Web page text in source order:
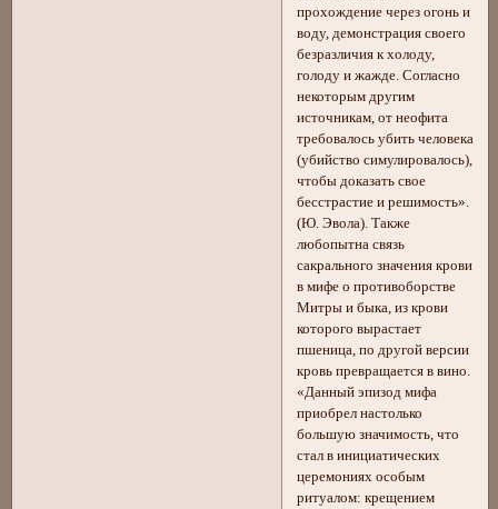
прохождение через огонь и
воду, демонстрация своего
безразличия к холоду,
голоду и жажде. Согласно
некоторым другим
источникам, от неофита
требовалось убить человека
(убийство симулировалось),
чтобы доказать свое
бесстрастие и решимость».
(Ю. Эвола). Также
любопытна связь
сакрального значения крови
в мифе о противоборстве
Митры и быка, из крови
которого вырастает
пшеница, по другой версии
кровь превращается в вино.
«Данный эпизод мифа
приобрел настолько
большую значимость, что
стал в инициатических
церемониях особым
ритуалом: крещением